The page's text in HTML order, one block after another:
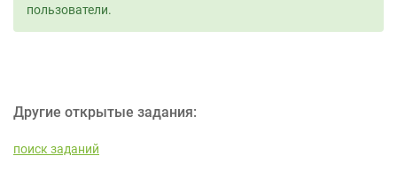
пользователи.
Другие открытые задания:
поиск заданий